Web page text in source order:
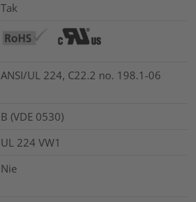
Tak
ANSI/UL 224, C22.2 no. 198.1-06
B (VDE 0530)
UL 224 VW1
Nie